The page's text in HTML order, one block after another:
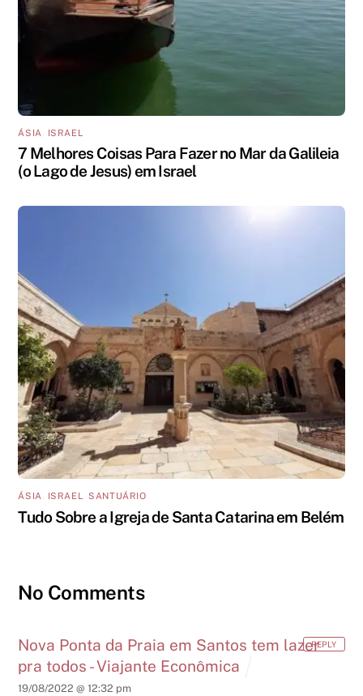
ÁSIA ISRAEL
7 Melhores Coisas Para Fazer no Mar da Galileia
(o Lago de Jesus) em Israel
ÁSIA ISRAEL SANTUÁRIO
Tudo Sobre a Igreja de Santa Catarina em Belém
No Comments
Nova Ponta da Praia em Santos tem lazer
pra todos - Viajante Econômica
19/08/2022 @ 12:32 pm
REPLY